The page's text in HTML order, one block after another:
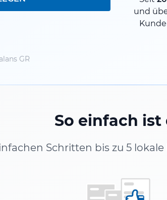
und
GR
So einfach ist
Schritten bis zu 5